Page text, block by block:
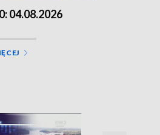
04.08.2026